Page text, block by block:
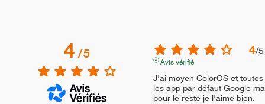
4/5 4/5
Avis vérifié
J'ai moyen ColorOS et toutes
les app par défaut Google
pour le reste je l'aime bien.